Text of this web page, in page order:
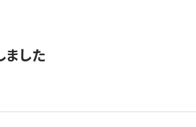
ました